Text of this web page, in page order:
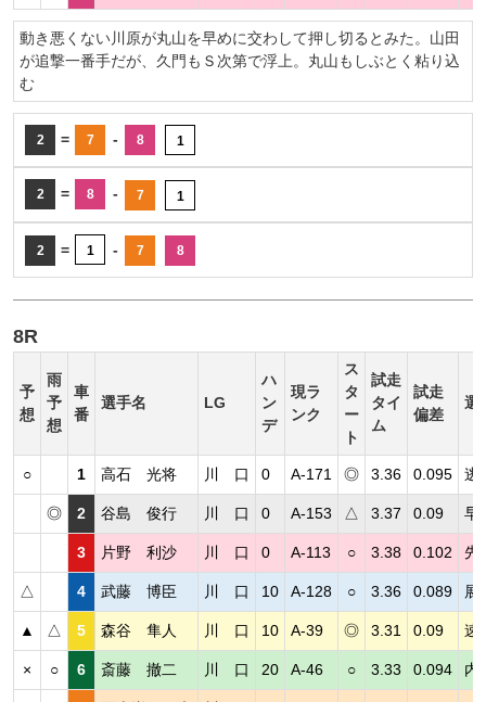
動き悪くない川原が丸山を早めに交わして押し切るとみた。山田
が追撃一番手だが、久門もＳ次第で浮上。丸山もしぶとく粘り込
む
2 = 7 - 8 1
2 = 8 - 7 1
2 = 1 - 7 8
8R
予
想
雨
予
想
車
番
選手名 LG
ハ
ン
デ
現ラ
ンク
ス
タ
ー
ト
試走
タイ
ム
試走
偏差
選
○ 1 高石 光将 川 口 0 A-171 ◎ 3.36 0.095 逃
◎ 2 谷島 俊行 川 口 0 A-153 △ 3.37 0.09 早
3 片野 利沙 川 口 0 A-113 ○ 3.38 0.102 先
△ 4 武藤 博臣 川 口 10 A-128 ○ 3.36 0.089 展
▲ △ 5 森谷 隼人 川 口 10 A-39 ◎ 3.31 0.09 速
× ○ 6 斎藤 撤二 川 口 20 A-46 ○ 3.33 0.094 内